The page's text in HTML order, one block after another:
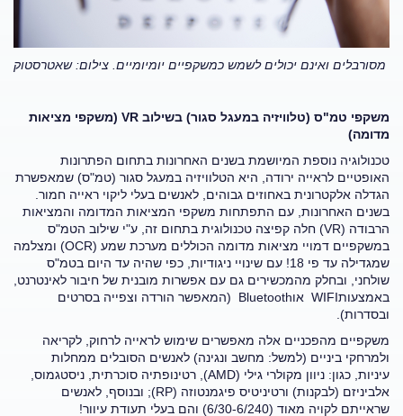
מסורבלים ואינם יכולים לשמש כמשקפיים יומיומיים. צילום: שאטרסטוק
משקפי טמ"ס (טלוויזיה במעגל סגור) בשילוב VR (משקפי מציאות
מדומה)
טכנולוגיה נוספת המיושמת בשנים האחרונות בתחום הפתרונות
האופטיים לראייה ירודה, היא הטלוויזיה במעגל סגור (טמ"ס) שמאפשרת
הגדלה אלקטרונית באחוזים גבוהים, לאנשים בעלי ליקוי ראייה חמור.
בשנים האחרונות, עם התפתחות משקפי המציאות המדומה והמציאות
הרבודה (VR) חלה קפיצה טכנולוגית בתחום זה, ע"י שילוב הטמ"ס
במשקפיים דמויי מציאות מדומה הכוללים מערכת שמע (OCR) ומצלמה
שמגדילה עד פי 18! עם שינויי ניגודיות, כפי שהיה עד היום בטמ"ס
שולחני, ובחלק מהמכשירים גם עם אפשרות מובנית של חיבור לאינטרנט,
באמצעותWIFI אוBluetooth
(המאפשר הורדה וצפייה בסרטים
ובסדרות).
משקפיים מהפכניים אלה מאפשרים שימוש לראייה לרחוק, לקריאה
ולמרחקי ביניים (למשל: מחשב ונגינה) לאנשים הסובלים ממחלות
עיניות, כגון: ניוון מקולרי גילי (AMD), רטינופתיה סוכרתית, ניסטגמוס,
אלביניזם (לבקנות) ורטיניטיס פיגמנטוזה (RP); ובנוסף, לאנשים
שראייתם לקויה מאוד (6/30-6/240) והם בעלי תעודת עיוור!